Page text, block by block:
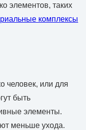
элементов, таких
комплексы
человек, или для
быть
элементы.
меньше ухода.